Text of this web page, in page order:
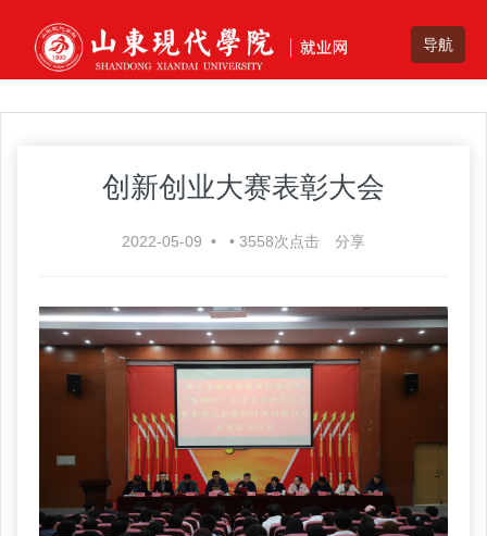
创新创业大赛表彰大会
2022-05-09 • • 3558次点击 分享